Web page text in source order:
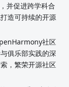
并促进跨学科合
造可持续的开源
社区
俱乐部实践的深
，繁荣开源社区